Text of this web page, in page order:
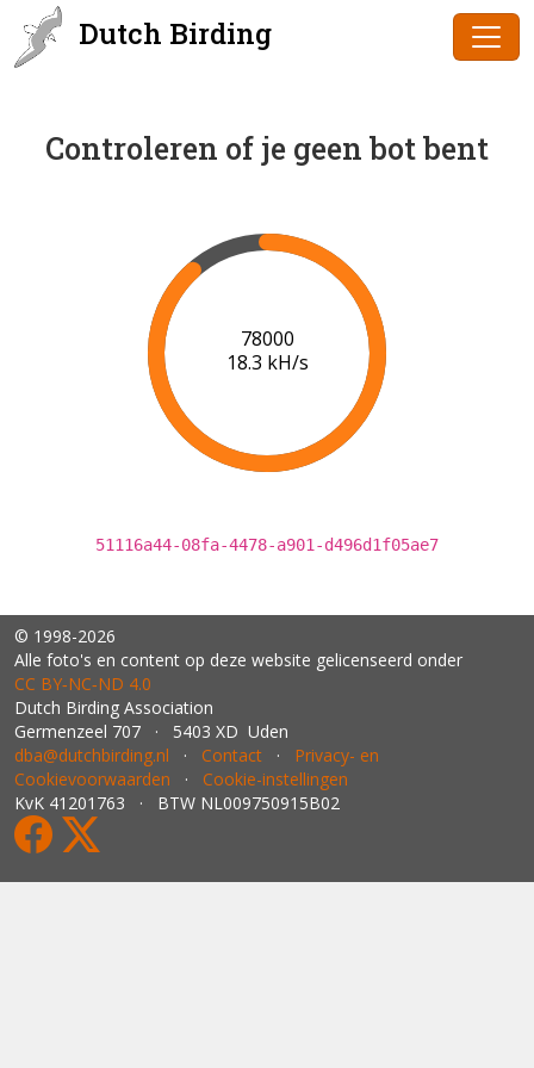
Dutch Birding
Controleren of je geen bot bent
80000
18.5 kH/s
51116a44-08fa-4478-a901-d496d1f05ae7
© 1998-2026
Alle foto's en content op deze website gelicenseerd onder
CC BY‑NC‑ND 4.0
Dutch Birding Association
Germenzeel 707 · 5403 XD Uden
dba@dutchbirding.nl · Contact · Privacy- en
Cookievoorwaarden · Cookie-instellingen
KvK 41201763 · BTW NL009750915B02